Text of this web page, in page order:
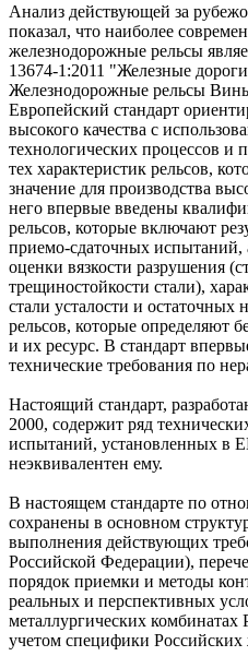
Анализ действующей за
показал, что наиболее
железнодорожные рельсы
13674-1:2011 "Железные
Железнодорожные рельсы
Европейский стандарт
высокого качества с
технологических процессов и
тех характеристик рельсов,
значение для производства
него впервые введены
рельсов, которые включают
приемо-сдаточных
оценки вязкости разрушения
трещиностойкости стали),
стали усталости и
рельсов, которые определяют
и их ресурс. В стандарт
технические требования по
Настоящий стандарт,
2000, содержит ряд
испытаний, установленных в
неэквивалентен ему.
В настоящем стандарте по
сохранены в основном
выполнения действующих
Российской Федерации),
порядок приемки и методы
реальных и перспективных
металлургических
учетом специфики Российских